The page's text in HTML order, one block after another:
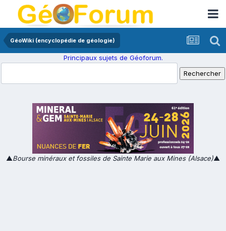
GéoWiki (encyclopédie de géologie)
Principaux sujets de Géoforum.
▲Bourse minéraux et fossiles de Sainte Marie aux Mines (Alsace)▲